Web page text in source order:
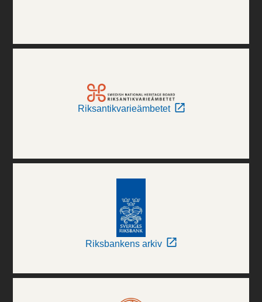
Riksantikvarieämbetet
Riksbankens arkiv